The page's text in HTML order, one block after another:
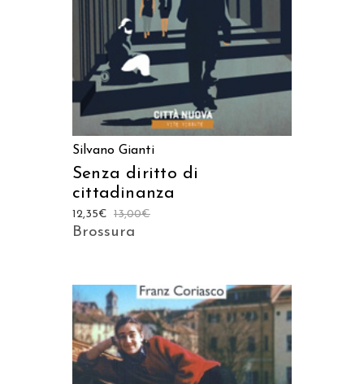
Silvano Gianti
Senza diritto di
cittadinanza
13,00€
12,35€
Brossura